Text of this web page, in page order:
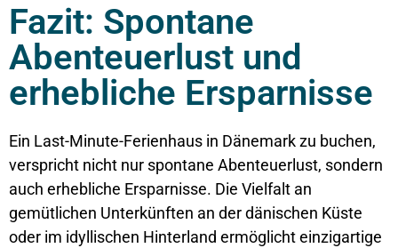
Fazit: Spontane
Abenteuerlust und
erhebliche Ersparnisse
Ein Last-Minute-Ferienhaus in Dänemark zu buchen,
verspricht nicht nur spontane Abenteuerlust, sondern
auch erhebliche Ersparnisse. Die Vielfalt an
gemütlichen Unterkünften an der dänischen Küste
oder im idyllischen Hinterland ermöglicht einzigartige